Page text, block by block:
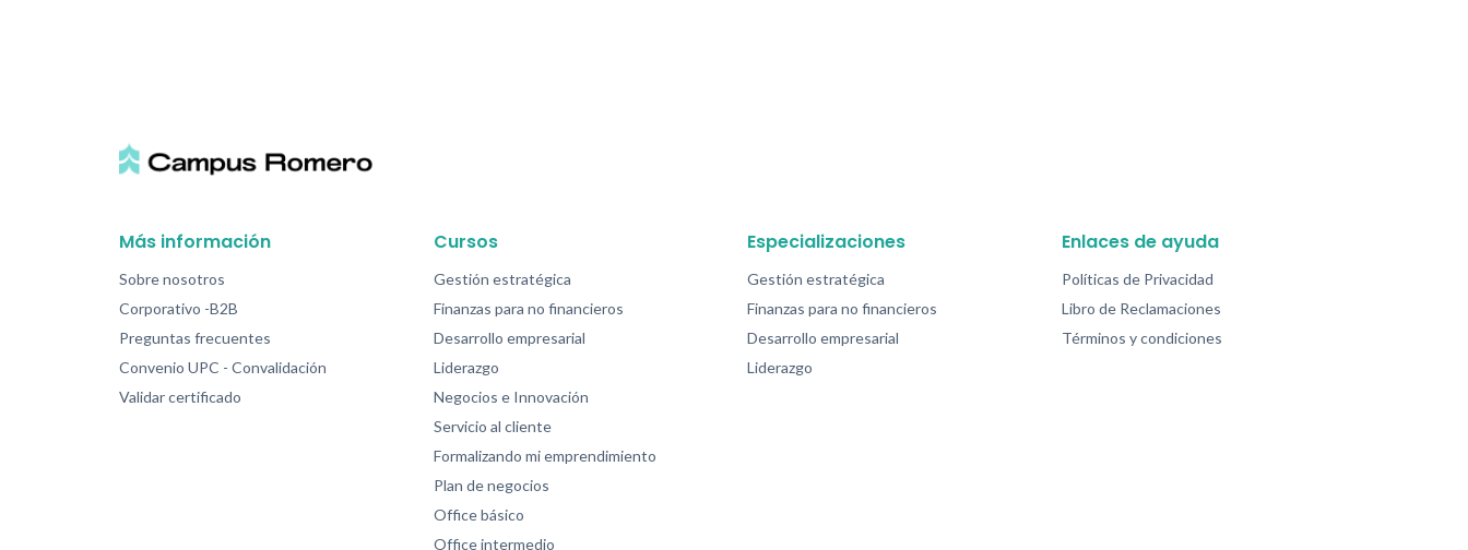
Más información
Sobre nosotros
Corporativo -B2B
Preguntas frecuentes
Convenio UPC - Convalidación
Validar certificado
Cursos
Gestión estratégica
Finanzas para no financieros
Desarrollo empresarial
Liderazgo
Negocios e Innovación
Servicio al cliente
Formalizando mi emprendimiento
Plan de negocios
Office básico
Office intermedio
Especializaciones
Gestión estratégica
Finanzas para no financieros
Desarrollo empresarial
Liderazgo
Enlaces de ayuda
Políticas de Privacidad
Libro de Reclamaciones
Términos y condiciones